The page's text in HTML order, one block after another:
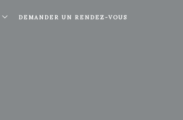
DEMANDER UN RENDEZ-VOUS